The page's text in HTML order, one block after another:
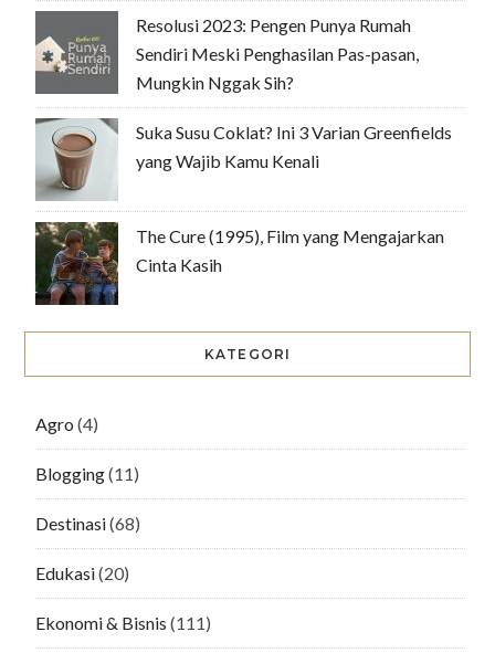
Resolusi 2023: Pengen Punya Rumah
Sendiri Meski Penghasilan Pas-pasan,
Mungkin Nggak Sih?
Suka Susu Coklat? Ini 3 Varian Greenfields
yang Wajib Kamu Kenali
The Cure (1995), Film yang Mengajarkan
Cinta Kasih
KATEGORI
Agro (4)
Blogging(11)
Destinasi(68)
Edukasi(20)
Ekonomi & Bisnis (111)